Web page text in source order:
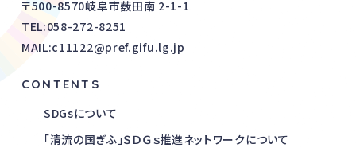
〒500-8570岐阜市薮田南 2-1-1
TEL:058-272-8251
MAIL:c11122@pref.gifu.lg.jp
CONTENTS
SDGsについて
「清流の国ぎふ」ＳＤＧｓ推進ネットワークについて